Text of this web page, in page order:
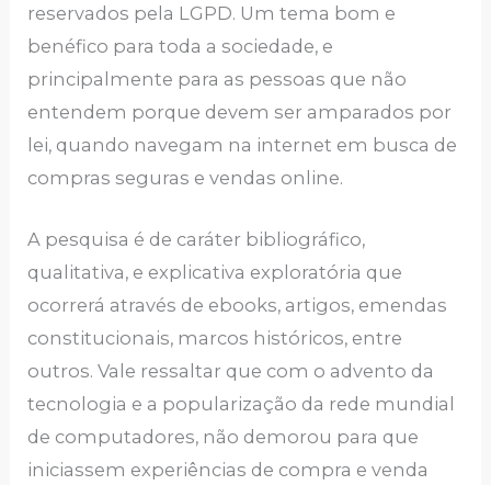
reservados pela LGPD. Um tema bom e
benéfico para toda a sociedade, e
principalmente para as pessoas que não
entendem porque devem ser amparados por
lei, quando navegam na internet em busca de
compras seguras e vendas online.
A pesquisa é de caráter bibliográfico,
qualitativa, e explicativa exploratória que
ocorrerá através de ebooks, artigos, emendas
constitucionais, marcos históricos, entre
outros. Vale ressaltar que com o advento da
tecnologia e a popularização da rede mundial
de computadores, não demorou para que
iniciassem experiências de compra e venda